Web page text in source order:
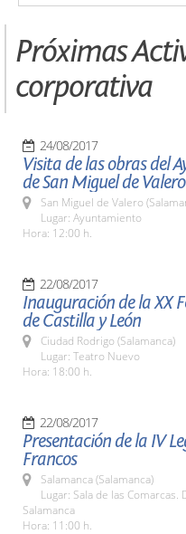
Próximas
corporativa
24/08/2017
Visita de las obras del
de San Miguel de Valero
San Miguel de Valero
Lugar: Ayuntamiento
Hora: 12:00 h.
22/08/2017
Inauguración de la XX
de Castilla y León
Ciudad Rodrigo (Salamanca)
Lugar: Teatro Nuevo
Hora: 18:00 h.
22/08/2017
Presentación de la IV
Francos
Salamanca (Salamanca)
Lugar: Sala de las Comarcas.
Salamanca
Hora: 11:00 h.